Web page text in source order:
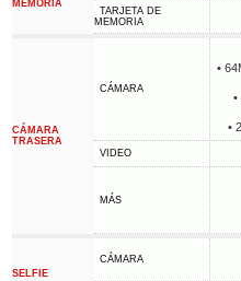
MEMORIA
TARJETA DE
MEMORIA
CÁMARA
TRASERA
CÁMARA
•
•
VIDEO
MÁS
SELFIE
CÁMARA